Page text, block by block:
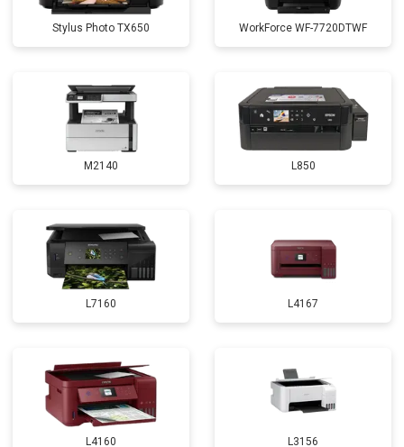
Stylus Photo TX650 WorkForce WF-7720DTWF
M2140 L850
L7160 L4167
L4160 L3156